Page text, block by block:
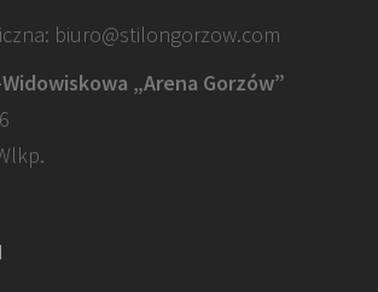
biuro@stilongorzow.com
„Arena Gorzów”